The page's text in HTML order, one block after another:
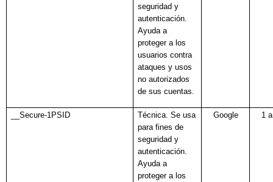
seguridad y
autenticación.
Ayuda a
proteger a los
usuarios contra
ataques y usos
no autorizados
de sus cuentas.
__Secure-1PSID
Técnica. Se usa
para fines de
seguridad y
autenticación.
Ayuda a
proteger a los
Google 1